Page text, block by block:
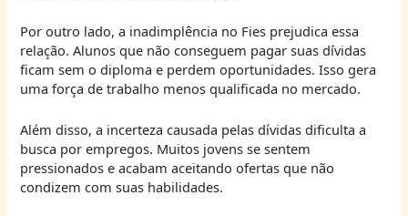
Por outro lado, a inadimplência no Fies prejudica essa
relação. Alunos que não conseguem pagar suas dívidas
ficam sem o diploma e perdem oportunidades. Isso gera
uma força de trabalho menos qualificada no mercado.
Além disso, a incerteza causada pelas dívidas dificulta a
busca por empregos. Muitos jovens se sentem
pressionados e acabam aceitando ofertas que não
condizem com suas habilidades.